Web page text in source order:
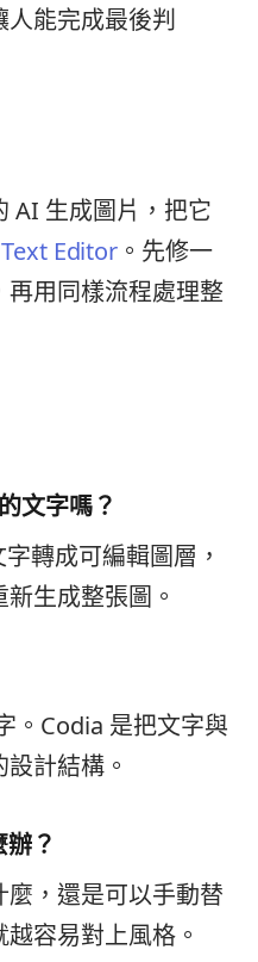
人能完成最後判
AI 生成圖片，把它
Editor 。先修一
用同樣流程處理整
文字嗎？
轉成可編輯圖層，
生成整張圖。
。Codia 是把文字與
計結構。
？
，還是可以手動替
容易對上風格。